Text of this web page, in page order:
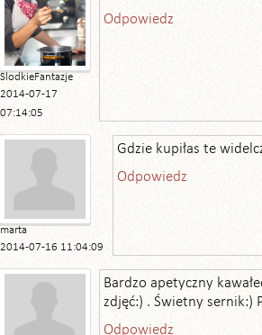
SlodkieFantazje
2014-07-17
07:14:05
Odpowiedz
marta
2014-07-16 11:04:09
Gdzie kupiłas te
Odpowiedz
Bardzo apetyczny
zdjęć:) . Świetny sernik:)
Odpowiedz